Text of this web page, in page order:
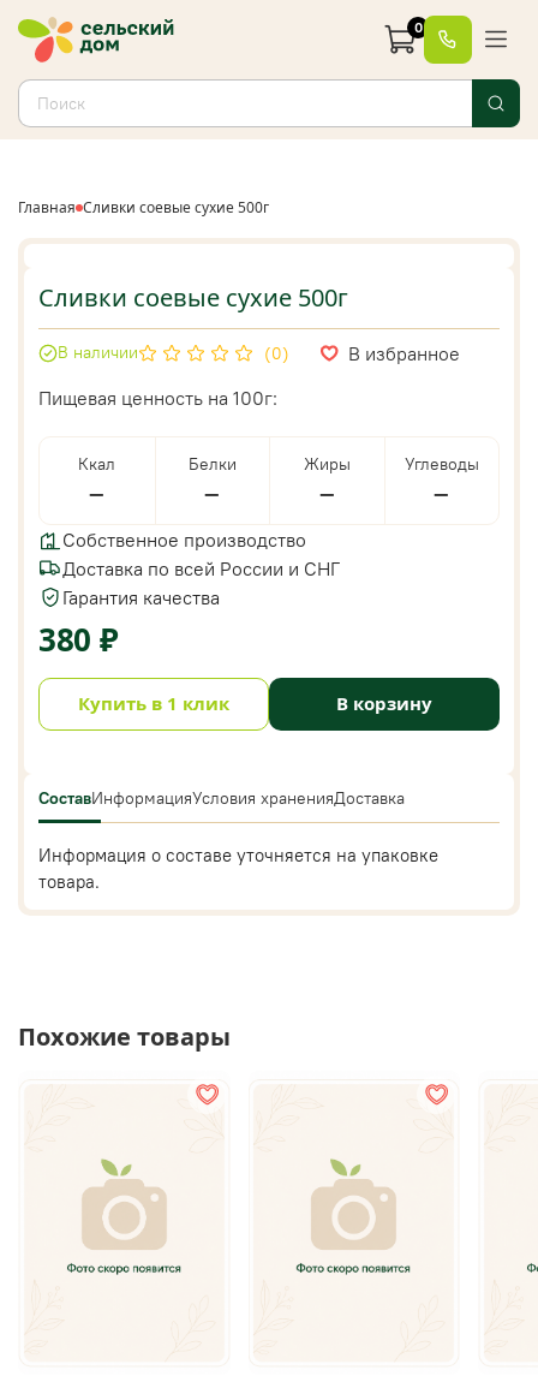
0
Главная Сливки соевые сухие 500г
Сливки соевые сухие 500г
(0) В избранное
В наличии
Пищевая ценность на 100г:
Ккал
—
Белки
—
Жиры
—
Углеводы
—
Собственное производство
Доставка по всей России и СНГ
Гарантия качества
380 ₽
В корзину
Купить в 1 клик
СоставИнформацияУсловия храненияДоставка
Информация о составе уточняется на упаковке
товара.
Похожие товары